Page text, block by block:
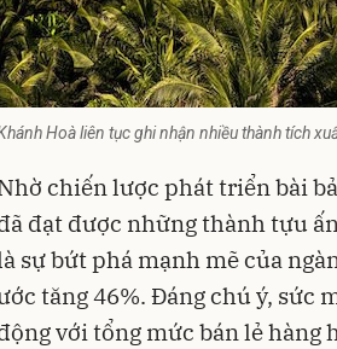
Hoà liên tục ghi nhận nhiều thành tích
chiến lược phát triển bài
đạt được những thành tựu
sự bứt phá mạnh mẽ của
tăng 46%. Đáng chú ý, sức
với tổng mức bán lẻ